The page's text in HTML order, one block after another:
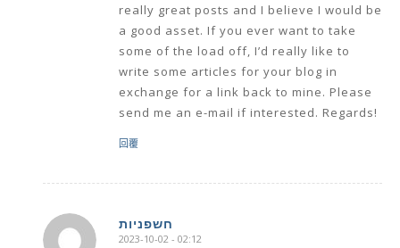
really great posts and I believe I would be
a good asset. If you ever want to take
some of the load off, I’d really like to
write some articles for your blog in
exchange for a link back to mine. Please
send me an e-mail if interested. Regards!
回覆
חשפניות
says:
2023-10-02 - 02:12